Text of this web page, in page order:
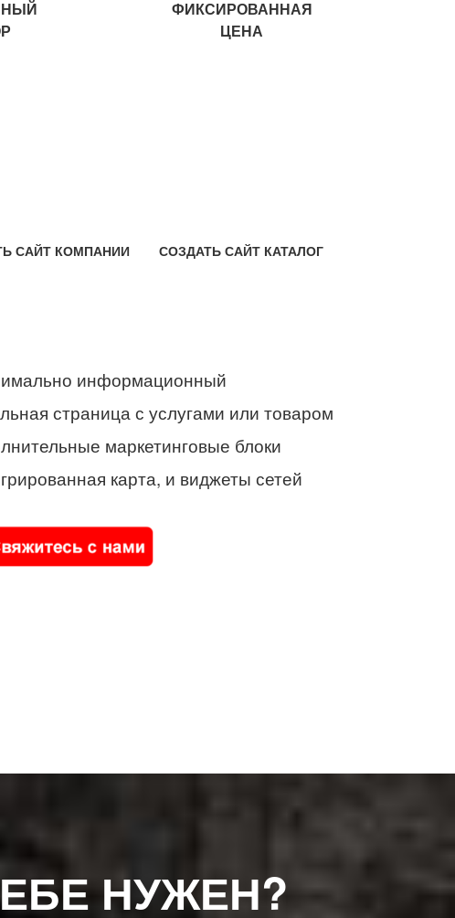
ФИКСИРОВАННАЯ
ЦЕНА
САЙТ КОМПАНИИ СОЗДАТЬ САЙТ КАТАЛОГ
информационный
страница с услугами или товаром
маркетинговые блоки
карта, и виджеты сетей
НУЖЕН?